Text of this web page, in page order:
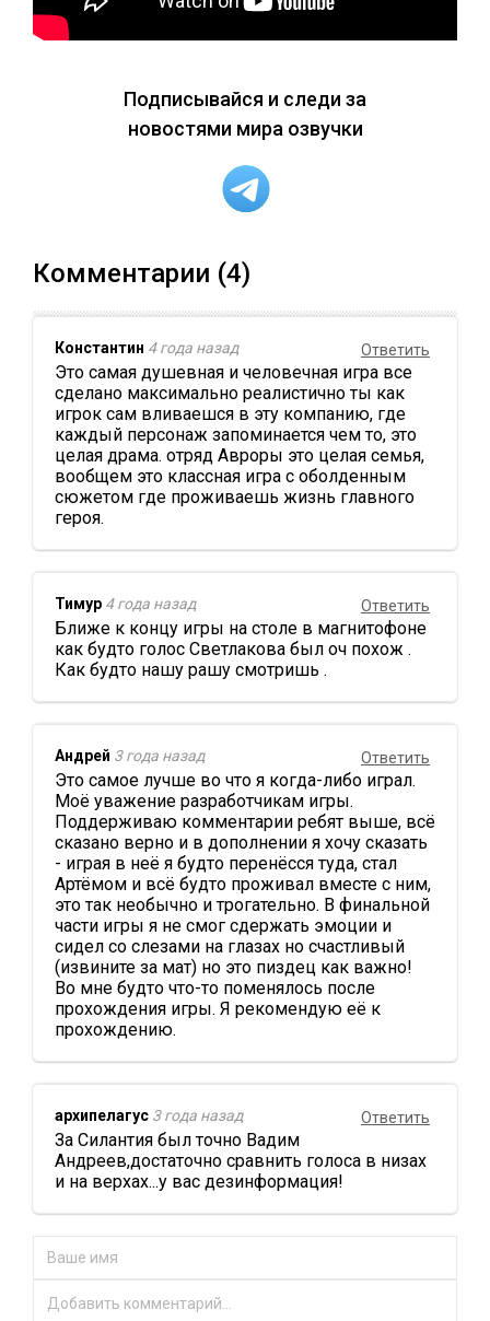
Подписывайся и следи за
новостями мира озвучки
Комментарии (4)
Ответить
Константин 4 года назад
Это самая душевная и человечная игра все
сделано максимально реалистично ты как
игрок сам вливаешся в эту компанию, где
каждый персонаж запоминается чем то, это
целая драма. отряд Авроры это целая семья,
вообщем это классная игра с оболденным
сюжетом где проживаешь жизнь главного
героя.
Ответить
Тимур 4 года назад
Ближе к концу игры на столе в магнитофоне
как будто голос Светлакова был оч похож .
Как будто нашу рашу смотришь .
Ответить
Андрей 3 года назад
Это самое лучше во что я когда-либо играл.
Моё уважение разработчикам игры.
Поддерживаю комментарии ребят выше, всё
сказано верно и в дополнении я хочу сказать
- играя в неё я будто перенёсся туда, стал
Артёмом и всё будто проживал вместе с ним,
это так необычно и трогательно. В финальной
части игры я не смог сдержать эмоции и
сидел со слезами на глазах но счастливый
(извините за мат) но это пиздец как важно!
Во мне будто что-то поменялось после
прохождения игры. Я рекомендую её к
прохождению.
Ответить
архипелагус 3 года назад
За Силантия был точно Вадим
Андреев,достаточно сравнить голоса в низах
и на верхах...у вас дезинформация!